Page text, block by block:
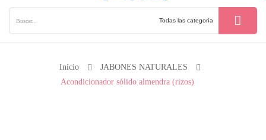
Inicio
JABONES NATURALES
Acondicionador sólido almendra (rizos)